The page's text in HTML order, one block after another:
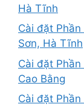
Hà Tĩnh
Cài đặt
Sơn, Hà Tĩnh
Cài đặt
Cao Bằng
Cài đặt